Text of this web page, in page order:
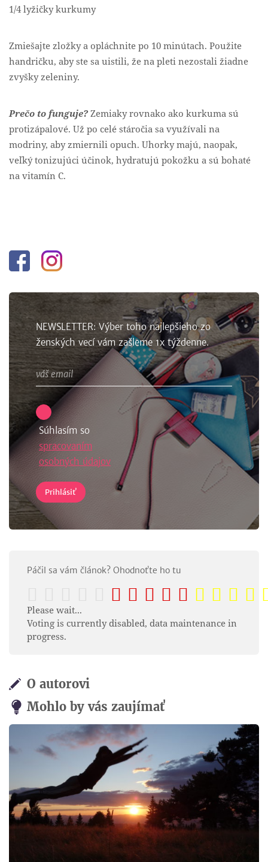
1/4 lyžičky kurkumy
Zmiešajte zložky a opláchnite po 10 minútach. Použite
handričku, aby ste sa uistili, že na pleti nezostali žiadne
zvyšky zeleniny.
Prečo to funguje?Zemiaky rovnako ako kurkuma sú
protizápalové. Už po celé stáročia sa využívali na
modriny, aby zmiernili opuch. Uhorky majú, naopak,
veľký tonizujúci účinok, hydratujú pokožku a sú bohaté
na vitamín C.
Facebook
NEWSLETTER: Výber toho najlepšieho zo
ženských vecí vám zašleme 1x týždenne.
Súhlasím so
spracovaním
osobných údajov
Páčil sa vám článok? Ohodnoťte ho tu
Please wait...
Voting is currently disabled, data maintenance in
progress.
O autorovi
Mohlo by vás zaujímať